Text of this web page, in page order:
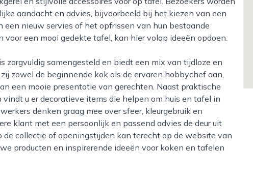
aandacht en advies, bijvoorbeeld bij het kiezen van een
een nieuw servies of het opfrissen van hun bestaande
een mooi gedekte tafel, kan hier volop ideeën opdoen.
zowel de beginnende kok als de ervaren hobbychef aan,
een mooie presentatie van gerechten. Naast praktische
u er decoratieve items die helpen om huis en tafel in
denken graag mee over sfeer, kleurgebruik en
klant met een persoonlijk en passend advies de deur uit
collectie of openingstijden kan terecht op de website van
producten en inspirerende ideeën voor koken en tafelen